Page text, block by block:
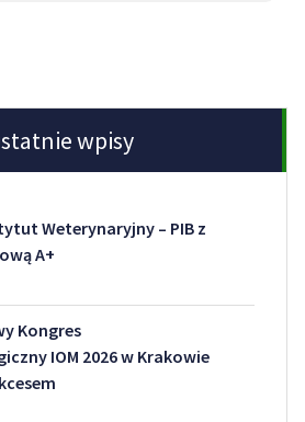
wpisy
Weterynaryjny – PIB z
A+
Kongres
IOM 2026 w Krakowie